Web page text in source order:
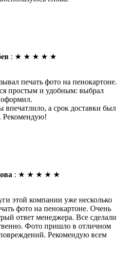
: ★ ★ ★ ★ ★
печать фото на пенокартоне.
простым и удобным: выбрал
оформил.
впечатлило, а срок доставки был
Рекомендую!
: ★ ★ ★ ★ ★
этой компании уже несколько
фото на пенокартоне. Очень
ответ менеджера. Все сделали
Фото пришло в отличном
Рекомендую всем